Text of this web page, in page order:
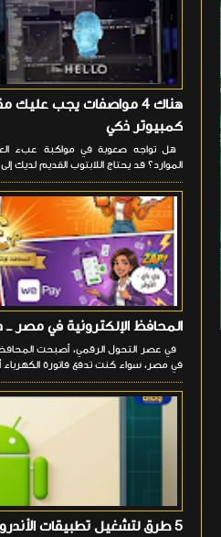
هناك 4 مواصفات يجب عليك
كمبيوتر ذكي
هل تواجه صعوبة في مواكبة عبء
الموارد؟ قد يحتاج اللابتوب القديم لديك
المحافظ الإلكترونية في مصر ــ
في عصر التحول الرقمي، أصبحت المحافظ
في مصر، سواء كنت تدفع فاتورة
5 طرق لتشغيل تطبيقات الأندرويد على جهازك الـ PC